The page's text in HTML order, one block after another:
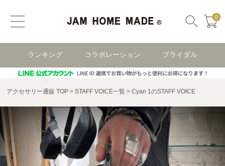
0
ランキング コラボレーション ブライダル
アクセサリー通販 TOP STAFF VOICE一覧 Cyan 1のSTAFF VOICE